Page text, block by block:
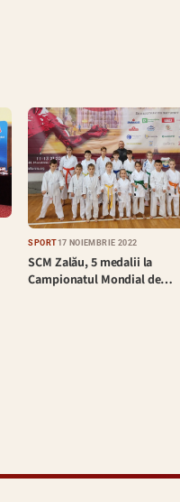
SPORT17 NOIEMBRIE 2022
SCM Zalău, 5 medalii la
Campionatul Mondial de…